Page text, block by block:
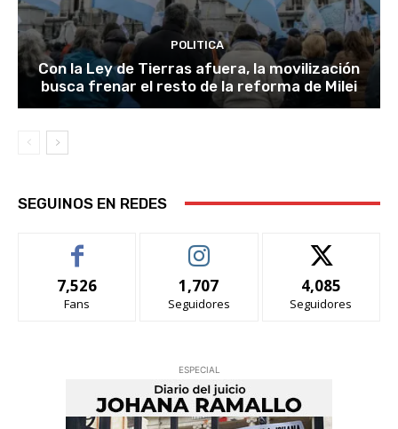
POLITICA
Con la Ley de Tierras afuera, la movilización
busca frenar el resto de la reforma de Milei
SEGUINOS EN REDES
7,526
Fans
1,707
Seguidores
4,085
Seguidores
ESPECIAL